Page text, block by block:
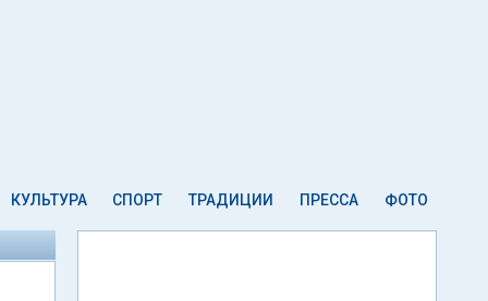
КУЛЬТУРА СПОРТ ТРАДИЦИИ ПРЕССА ФОТО